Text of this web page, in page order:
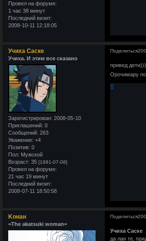
Провел на форуме:
1 час 38 минут
Последний визит:
2008-10-11 12:18:05
Поделиться
Учиха Саске
Учиха. И этим все сказано
Зарегистрирован: 2008-05-10
Приглашений: 0
Сообщений: 263
Уважение: +4
Позитив: 0
Пол: Мужской
Возраст: 35 [1991-07-08]
Провел на форуме:
21 час 19 минут
Последний визит:
2008-07-11 18:50:58
привед
Орочимару
0
Поделиться
Kонан
=The akatsuki woman=
Учиха Саске
да лан те,